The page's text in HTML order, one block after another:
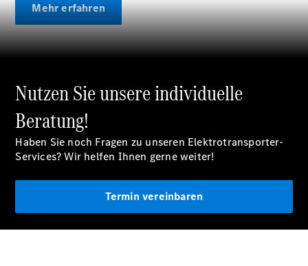
Kastenwagen
eVito
Vito Mixto
Vito Tourer
elektrisch
Citan
Mehr erfahren
Nutzen Sie unsere individuelle
Beratung!
Haben Sie noch Fragen zu unseren Elektrotransporter-
Services? Wir helfen Ihnen gerne weiter!
Termin vereinbaren